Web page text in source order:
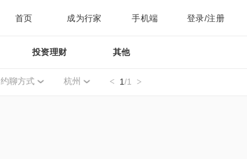
首页 成为行家 手机端 登录/注册
投资理财 其他
约聊方式 杭州 1/1